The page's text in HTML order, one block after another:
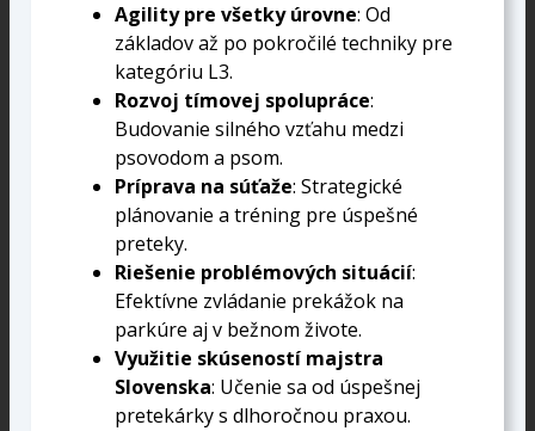
Agility pre všetky úrovne: Od
základov až po pokročilé techniky pre
kategóriu L3.
Rozvoj tímovej spolupráce:
Budovanie silného vzťahu medzi
psovodom a psom.
Príprava na súťaže: Strategické
plánovanie a tréning pre úspešné
preteky.
Riešenie problémových situácií:
Efektívne zvládanie prekážok na
parkúre aj v bežnom živote.
Využitie skúseností majstra
Slovenska: Učenie sa od úspešnej
pretekárky s dlhoročnou praxou.